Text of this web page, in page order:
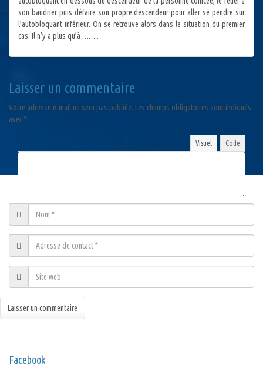
son baudrier puis défaire son propre descendeur pour aller se pendre sur
l’autobloquant inférieur. On se retrouve alors dans la situation du premier
cas. Il n’y a plus qu’à ……..
Laisser un commentaire
Votre adresse e-mail ne sera pas publiée. Les champs obligatoires sont indiqués
avec*
Visuel Code
Facebook